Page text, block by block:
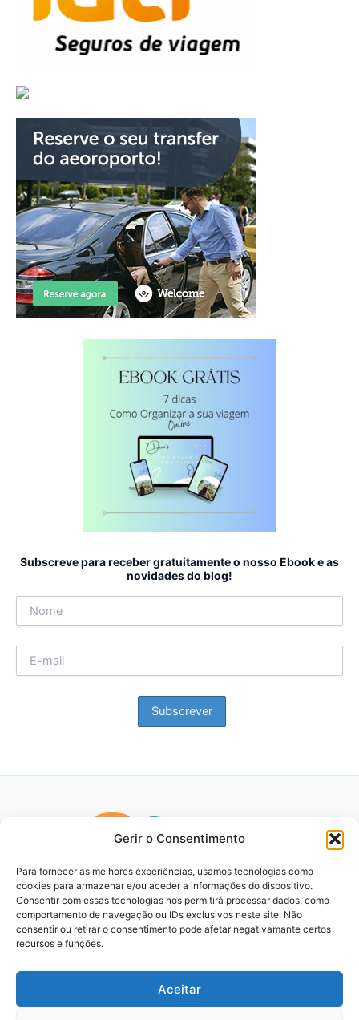
Gerir o Consentimento
Para fornecer as melhores experiências, usamos tecnologias como
cookies para armazenar e/ou aceder a informações do dispositivo.
Consentir com essas tecnologias nos permitirá processar dados, como
comportamento de navegação ou IDs exclusivos neste site. Não
consentir ou retirar o consentimento pode afetar negativamante certos
recursos e funções.
Aceitar
Subscreve para receber gratuitamente o nosso Ebook e as
novidades do blog!